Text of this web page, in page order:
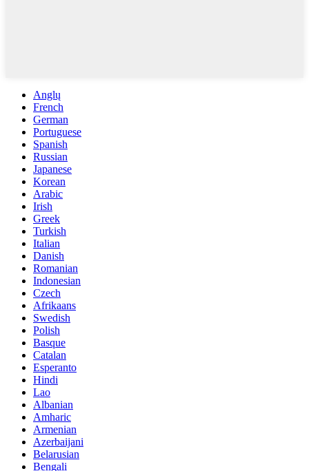
Anglų
French
German
Portuguese
Spanish
Russian
Japanese
Korean
Arabic
Irish
Greek
Turkish
Italian
Danish
Romanian
Indonesian
Czech
Afrikaans
Swedish
Polish
Basque
Catalan
Esperanto
Hindi
Lao
Albanian
Amharic
Armenian
Azerbaijani
Belarusian
Bengali